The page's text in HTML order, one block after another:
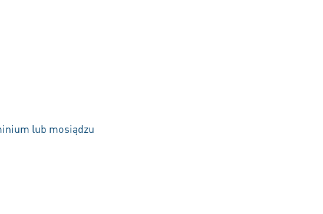
lub mosiądzu